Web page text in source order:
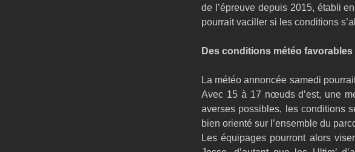
de l’épreuve depuis 2015, établi
pourrait vaciller si les conditions
Des conditions météo favorables
La météo annoncée samedi
Avec 15 à 17 nœuds d’est, une
averses possibles, les conditions
bien orienté sur l’ensemble du
Les équipages pourront alors